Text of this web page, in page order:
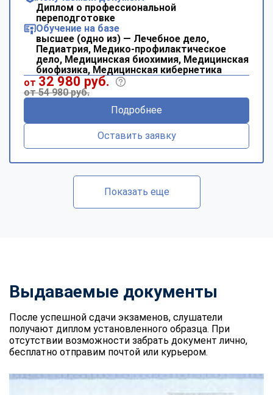
Диплом о профессиональной
переподготовке
Обучение на базе
высшее (одно из) — Лечебное дело,
Педиатрия, Медико-профилактическое
дело, Медицинская биохимия, Медицинская
биофизика, Медицинская кибернетика
от 32 980 руб.
от 54 980 руб.
Подробнее
Оставить заявку
Показать еще
Выдаваемые документы
После успешной сдачи экзаменов, слушатели
получают диплом установленного образца. При
отсутствии возможности забрать документ лично,
бесплатно отправим почтой или курьером.